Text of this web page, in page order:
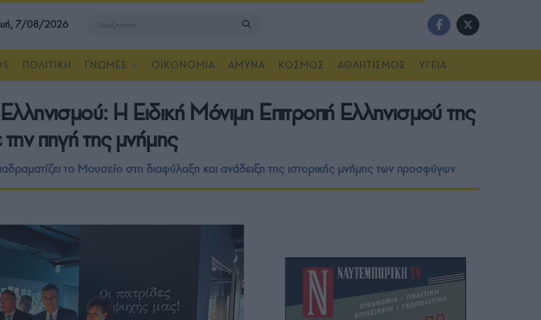
7/08/2026
ΠΟΛΙΤΙΚΗ ΓΝΩΜΕΣ ΟΙΚΟΝΟΜΙΑ ΑΜΥΝΑ ΚΟΣΜΟΣ ΑΘΛΗΤΙΣΜΟΣ ΥΓΕΙΑ
Η Ειδική Μόνιμη Επιτροπή Ελληνισμού της
πηγή της μνήμης
το Μουσείο στη διαφύλαξη και ανάδειξη της ιστορικής μνήμης των προσφύγων